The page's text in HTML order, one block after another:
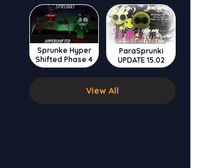
Sprunke Hyper
Shifted Phase 4
ParaSprunki
UPDATE 15.02
View All